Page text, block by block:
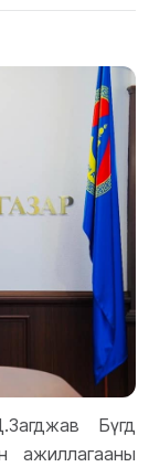
Бүгд
ажиллагааны